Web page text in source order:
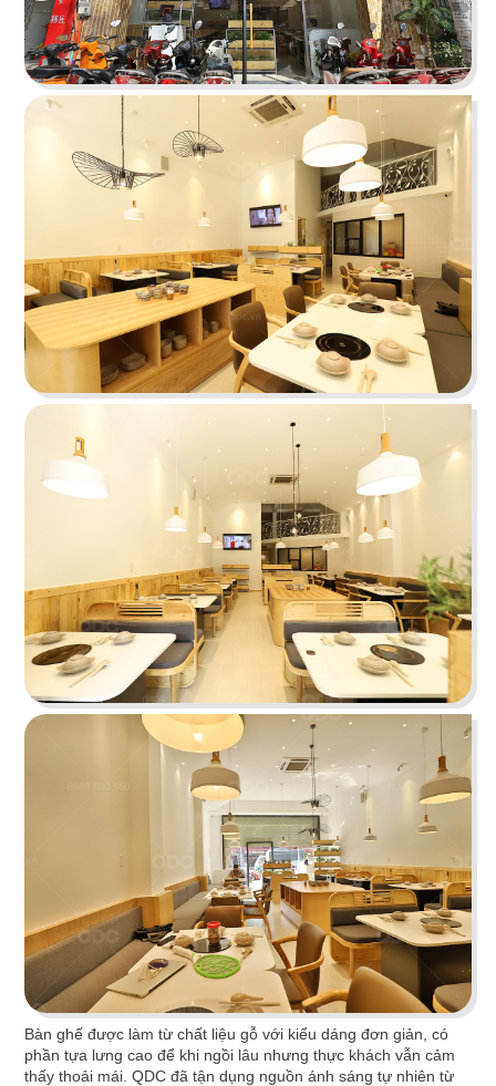
STELLA COFFEE
Gam màu xám nguyên bản cùng kỹ thuật sơn
hiệu ứng rỉ sét tạo nên sự mới mẻ
Chi tiết
O TEM
Phong cách Indochine kết hợp kiến trúc cung
đình mang đến vẻ đẹp trầm mặc
Chi tiết
Bàn ghế được làm từ chất liệu gỗ với kiểu dáng đơn giản, có
phần tựa lưng cao để khi ngồi lâu nhưng thực khách vẫn cảm
thấy thoải mái. QDC đã tận dụng nguồn ánh sáng tự nhiên từ